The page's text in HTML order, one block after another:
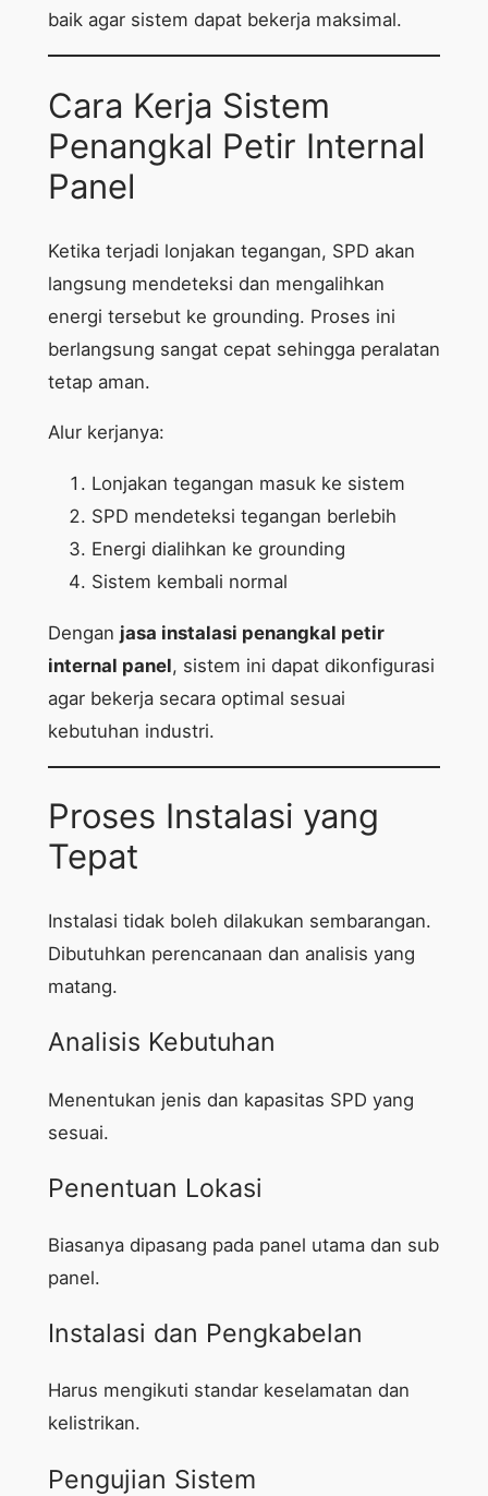
baik agar sistem dapat bekerja maksimal.
Cara Kerja Sistem
Penangkal Petir Internal
Panel
Ketika terjadi lonjakan tegangan, SPD akan
langsung mendeteksi dan mengalihkan
energi tersebut ke grounding. Proses ini
berlangsung sangat cepat sehingga peralatan
tetap aman.
Alur kerjanya:
Lonjakan tegangan masuk ke sistem
SPD mendeteksi tegangan berlebih
Energi dialihkan ke grounding
Sistem kembali normal
Dengan jasa instalasi penangkal petir
internal panel, sistem ini dapat dikonfigurasi
agar bekerja secara optimal sesuai
kebutuhan industri.
Proses Instalasi yang
Tepat
Instalasi tidak boleh dilakukan sembarangan.
Dibutuhkan perencanaan dan analisis yang
matang.
Analisis Kebutuhan
Menentukan jenis dan kapasitas SPD yang
sesuai.
Penentuan Lokasi
Biasanya dipasang pada panel utama dan sub
panel.
Instalasi dan Pengkabelan
Harus mengikuti standar keselamatan dan
kelistrikan.
Pengujian Sistem